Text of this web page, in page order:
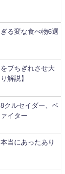
る変な食べ物6選
ブちぎれさせ大
解説】
クルセイダー、ベ
イター
当にあったあり